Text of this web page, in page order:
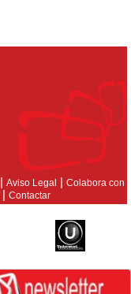
| Aviso Legal | Colabora con
| Contactar